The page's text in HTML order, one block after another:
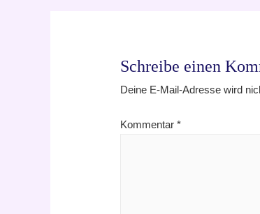
Schreibe einen
Deine E-Mail-Adresse wird
Kommentar*